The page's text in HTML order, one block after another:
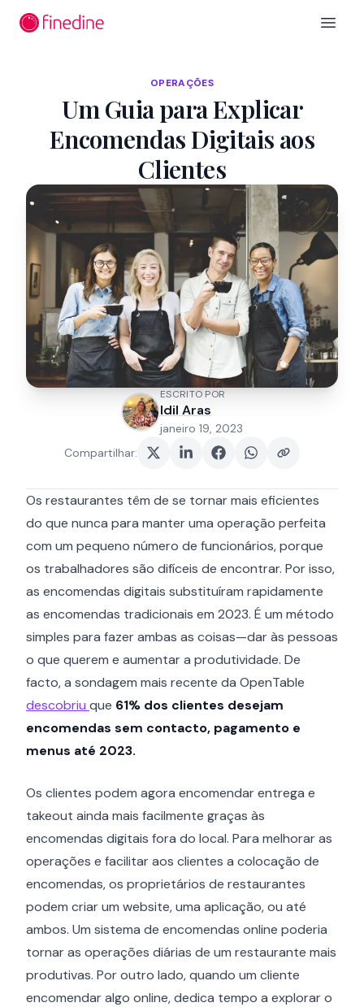
Open
OPERAÇÕES
Um Guia para Explicar
Encomendas Digitais aos
Clientes
ESCRITO POR
Idil Aras
janeiro 19, 2023
Compartilhar:
Os restaurantes têm de se tornar mais eficientes
do que nunca para manter uma operação perfeita
com um pequeno número de funcionários, porque
os trabalhadores são difíceis de encontrar. Por isso,
as encomendas digitais substituíram rapidamente
as encomendas tradicionais em 2023. É um método
simples para fazer ambas as coisas—dar às pessoas
o que querem e aumentar a produtividade. De
facto, a sondagem mais recente da OpenTable
descobriu que 61% dos clientes desejam
encomendas sem contacto, pagamento e
menus até 2023.
Os clientes podem agora encomendar entrega e
takeout ainda mais facilmente graças às
encomendas digitais fora do local. Para melhorar as
operações e facilitar aos clientes a colocação de
encomendas, os proprietários de restaurantes
podem criar um website, uma aplicação, ou até
ambos. Um sistema de encomendas online poderia
tornar as operações diárias de um restaurante mais
produtivas. Por outro lado, quando um cliente
encomendar algo online, dedica tempo a explorar o